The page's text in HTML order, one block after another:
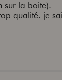
sur la boite).
qualité. je